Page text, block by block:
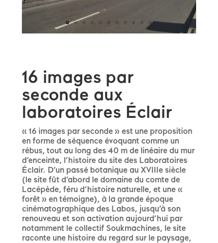
16 images par
seconde aux
laboratoires Éclair
« 16 images par seconde » est une proposition
en forme de séquence évoquant comme un
rébus, tout au long des 40 m de linéaire du mur
d’enceinte, l’histoire du site des Laboratoires
Éclair. D’un passé botanique au XVIIIe siècle
(le site fût d’abord le domaine du comte de
Lacépède, féru d’histoire naturelle, et une «
forêt » en témoigne), à la grande époque
cinématographique des Labos, jusqu’à son
renouveau et son activation aujourd’hui par
notamment le collectif Soukmachines, le site
raconte une histoire du regard sur le paysage,